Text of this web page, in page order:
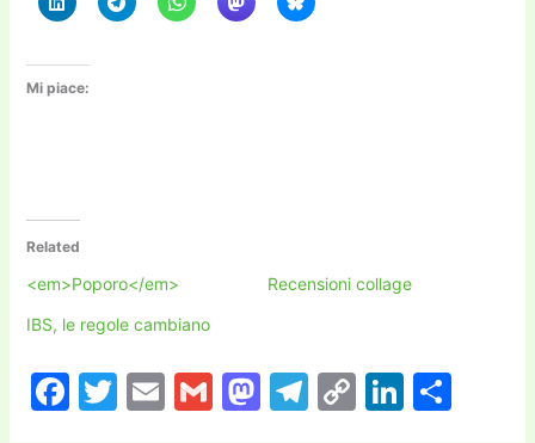
Mi piace:
Related
<em>Poporo</em>
Recensioni collage
IBS, le regole cambiano
F
T
E
G
M T
C
Li